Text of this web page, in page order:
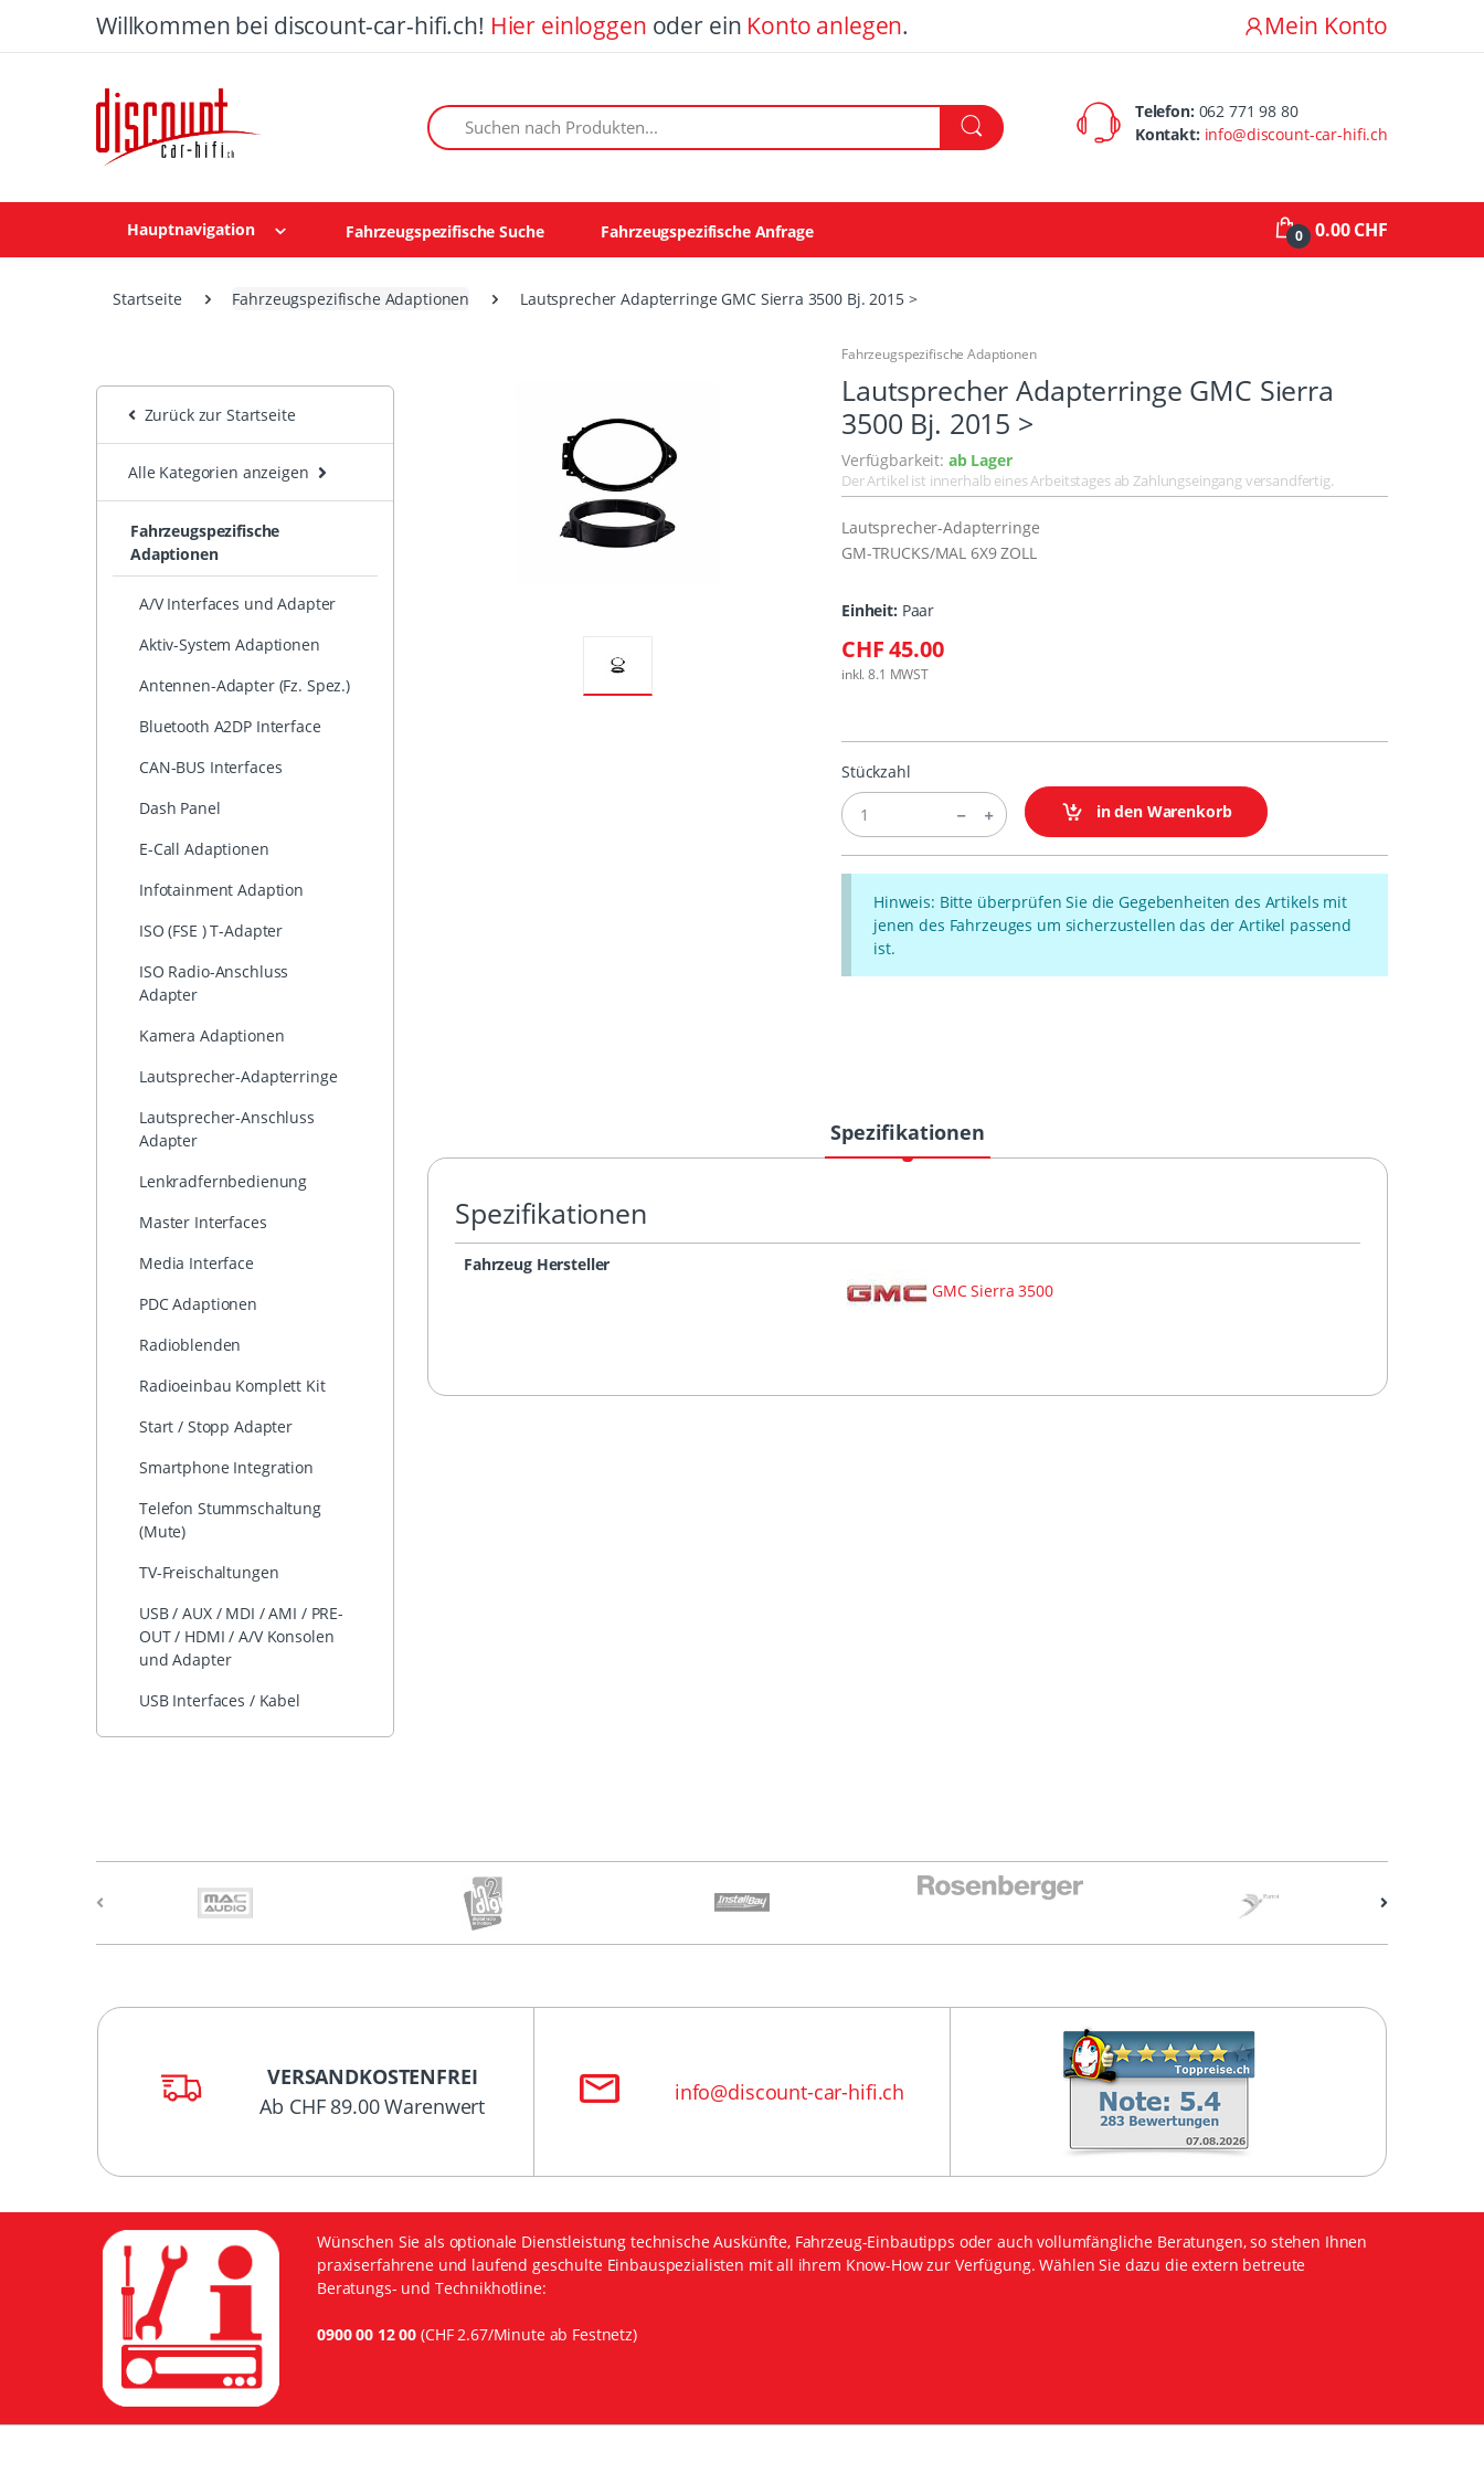
Willkommen bei discount-car-hifi.ch! Hier einloggen oder ein Konto anlegen. Mein Konto
Suchen nach Produkten: Telefon: 062 771 98 80
Kontakt: info@discount-car-hifi.ch
Hauptnavigation Fahrzeugspezifische Suche Fahrzeugspezifische Anfrage 0 0.00 CHF
Startseite Fahrzeugspezifische Adaptionen Lautsprecher Adapterringe GMC Sierra 3500 Bj. 2015 >
Zurück zur Startseite
Alle Kategorien anzeigen
Fahrzeugspezifische
Adaptionen
A/V Interfaces und Adapter
Aktiv-System Adaptionen
Antennen-Adapter (Fz. Spez.)
Bluetooth A2DP Interface
CAN-BUS Interfaces
Dash Panel
E-Call Adaptionen
Infotainment Adaption
ISO (FSE ) T-Adapter
ISO Radio-Anschluss
Adapter
Kamera Adaptionen
Lautsprecher-Adapterringe
Lautsprecher-Anschluss
Adapter
Lenkradfernbedienung
Master Interfaces
Media Interface
PDC Adaptionen
Radioblenden
Radioeinbau Komplett Kit
Start / Stopp Adapter
Smartphone Integration
Telefon Stummschaltung
(Mute)
TV-Freischaltungen
USB / AUX / MDI / AMI / PRE-
OUT / HDMI / A/V Konsolen
und Adapter
USB Interfaces / Kabel
Fahrzeugspezifische Adaptionen
Lautsprecher Adapterringe GMC Sierra
3500 Bj. 2015 >
Verfügbarkeit: ab Lager
Der Artikel ist innerhalb eines Arbeitstages ab Zahlungseingang versandfertig.
Lautsprecher-Adapterringe
GM-TRUCKS/MAL 6X9 ZOLL
Einheit: Paar
CHF 45.00
inkl. 8.1 MWST
Stückzahl
in den Warenkorb
Hinweis: Bitte überprüfen Sie die Gegebenheiten des Artikels mit
jenen des Fahrzeuges um sicherzustellen das der Artikel passend
ist.
Spezifikationen
Spezifikationen
Fahrzeug Hersteller
GMC Sierra 3500
VERSANDKOSTENFREI
Ab CHF 89.00 Warenwert
info@discount-car-hifi.ch
Wünschen Sie als optionale Dienstleistung technische Auskünfte, Fahrzeug-Einbautipps oder auch vollumfängliche Beratungen, so stehen Ihnen
praxiserfahrene und laufend geschulte Einbauspezialisten mit all ihrem Know-How zur Verfügung. Wählen Sie dazu die extern betreute
Beratungs- und Technikhotline:
0900 00 12 00 (CHF 2.67/Minute ab Festnetz)